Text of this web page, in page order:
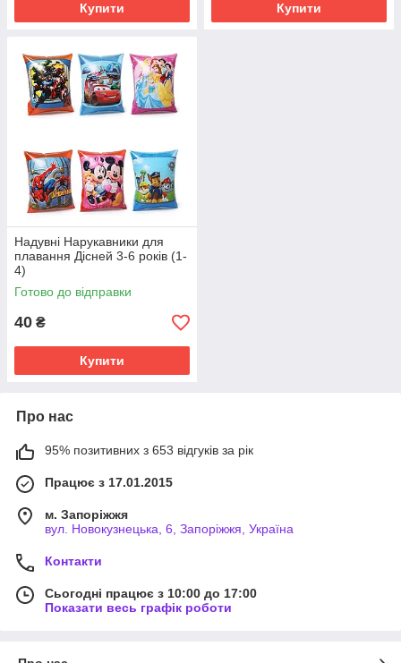
Купити Купити
Надувні Нарукавники для
плавання Дісней 3-6 років (1-
4)
Готово до відправки
40 ₴
Купити
Про нас
95% позитивних з 653 відгуків за рік
Працює з 17.01.2015
м. Запоріжжя
вул. Новокузнецька, 6, Запоріжжя, Україна
Контакти
Сьогодні працює з 10:00 до 17:00
Показати весь графік роботи